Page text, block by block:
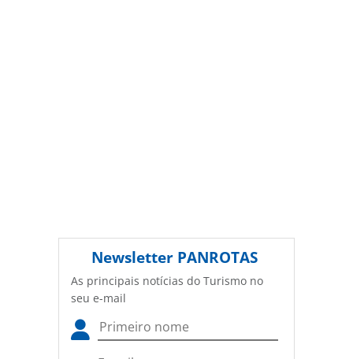
Newsletter PANROTAS
As principais notícias do Turismo no
seu e-mail